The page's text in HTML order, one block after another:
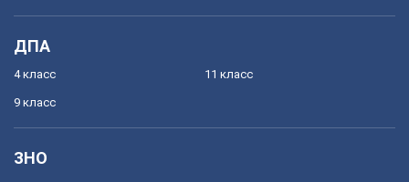
ДПА
4 класс
9 класс
11 класс
ЗНО